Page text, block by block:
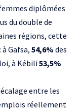
diplômées
du double de
régions, cette
Gafsa, 54,6% des
à Kébili53,5%
entre les
réellement